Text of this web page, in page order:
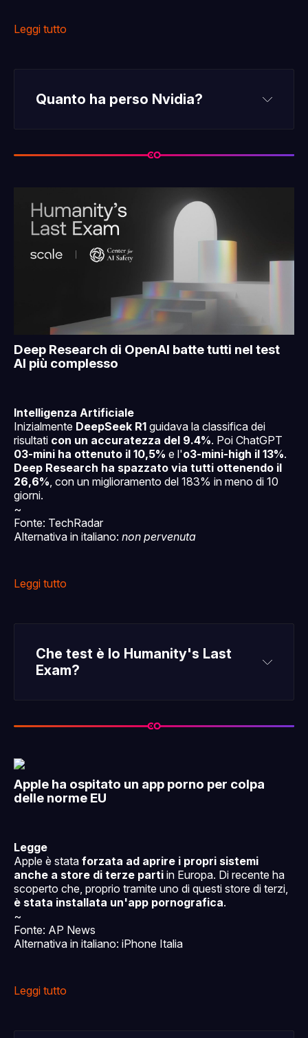
Leggi tutto
Quanto ha perso Nvidia?
Deep Research di OpenAI batte tutti nel test
AI più complesso
Intelligenza Artificiale
Inizialmente DeepSeek R1 guidava la classifica dei
risultati con un accuratezza del 9.4%. Poi ChatGPT
03-mini ha ottenuto il 10,5% e l'o3-mini-high il 13%.
Deep Research ha spazzato via tutti ottenendo il
26,6% , con un miglioramento del 183% in meno di 10
giorni.
~
Fonte: TechRadar
Alternativa in italiano: non pervenuta
Leggi tutto
Che test è lo Humanity's Last
Exam?
Apple ha ospitato un app porno per colpa
delle norme EU
Legge
Apple è stata forzata ad aprire i propri sistemi
anche a store di terze parti in Europa. Di recente ha
scoperto che, proprio tramite uno di questi store di terzi,
è stata installata un'app pornografica.
~
Fonte: AP News
Alternativa in italiano: iPhone Italia
Leggi tutto